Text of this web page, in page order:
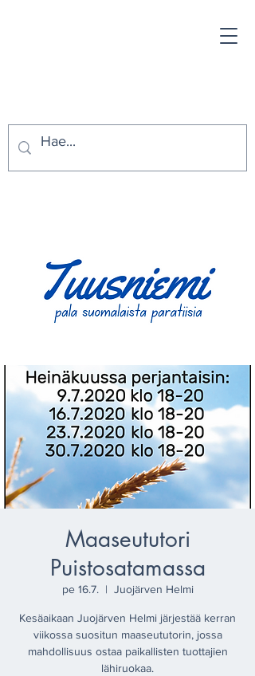
Maaseututori
Puistosatamassa
pe 16.7.
  |
Juojärven Helmi
Kesäaikaan Juojärven Helmi järjestää kerran
viikossa suositun maaseututorin, jossa
mahdollisuus ostaa paikallisten tuottajien
lähiruokaa.